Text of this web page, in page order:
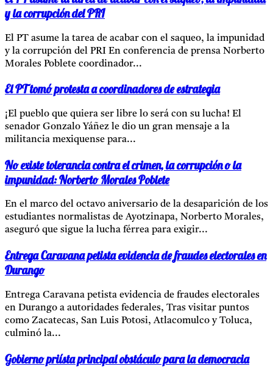
y la corrupción del PRI
El PT asume la tarea de acabar con el saqueo, la impunidad
y la corrupción del PRI En conferencia de prensa Norberto
Morales Poblete coordinador...
El PT tomó protesta a coordinadores de estrategia
¡El pueblo que quiera ser libre lo será con su lucha! El
senador Gonzalo Yáñez le dio un gran mensaje a la
militancia mexiquense para...
No existe tolerancia contra el crimen, la corrupción o la
impunidad: Norberto Morales Poblete
En el marco del octavo aniversario de la desaparición de los
estudiantes normalistas de Ayotzinapa, Norberto Morales,
aseguró que sigue la lucha férrea para exigir...
Entrega Caravana petista evidencia de fraudes electorales en
Durango
Entrega Caravana petista evidencia de fraudes electorales
en Durango a autoridades federales, Tras visitar puntos
como Zacatecas, San Luis Potosi, Atlacomulco y Toluca,
culminó la...
Gobierno priísta principal obstáculo para la democracia